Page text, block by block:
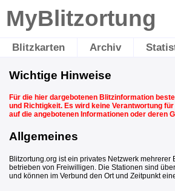
MyBlitzortung
Blitzkarten Archiv
Wichtige Hinweise
Für die hier dargebotenen Blitzinformation
und Richtigkeit. Es wird keine Verantwortung
auf die angebotenen Informationen oder deren
Allgemeines
Blitzortung.org ist ein privates Netzwerk mehrerer
betrieben von Freiwilligen. Die Stationen sind
und können im Verbund den Ort und Zeitpunkt